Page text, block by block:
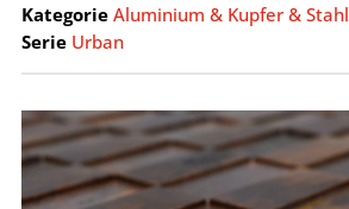
Kategorie Aluminium & Kupfer & Stahl
Serie Urban